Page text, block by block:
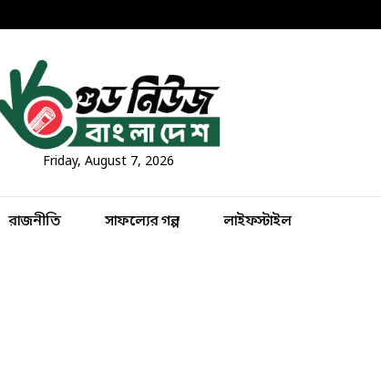
Friday, August 7, 2026
রাজনীতি সাফল্যের গল্প লাইফস্টাইল